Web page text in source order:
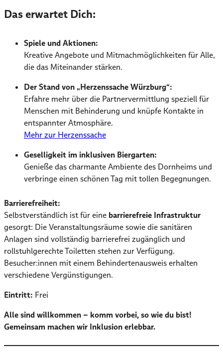
Das erwartet Dich:
Spiele und Aktionen:
Kreative Angebote und Mitmachmöglichkeiten für Alle,
die das Miteinander stärken.
Der Stand von „Herzenssache Würzburg“:
Erfahre mehr über die Partnervermittlung speziell für
Menschen mit Behinderung und knüpfe Kontakte in
entspannter Atmosphäre.
Mehr zur Herzenssache
Geselligkeit im inklusiven Biergarten:
Genieße das charmante Ambiente des Dornheims und
verbringe einen schönen Tag mit tollen Begegnungen.
Barrierefreiheit:
Selbstverständlich ist für eine barrierefreie Infrastruktur
gesorgt: Die Veranstaltungsräume sowie die sanitären
Anlagen sind vollständig barrierefrei zugänglich und
rollstuhlgerechte Toiletten stehen zur Verfügung.
Besucher:innen mit einem Behindertenausweis erhalten
verschiedene Vergünstigungen.
Eintritt: Frei
Alle sind willkommen – komm vorbei, so wie du bist!
Gemeinsam machen wir Inklusion erlebbar.